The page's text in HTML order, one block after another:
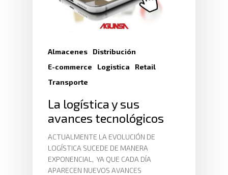
Almacenes
Distribución
E-commerce
Logistica
Retail
Transporte
La logística y sus
avances tecnológicos
ACTUALMENTE LA EVOLUCIÓN DE
LOGÍSTICA SUCEDE DE MANERA
EXPONENCIAL, YA QUE CADA DÍA
APARECEN NUEVOS AVANCES